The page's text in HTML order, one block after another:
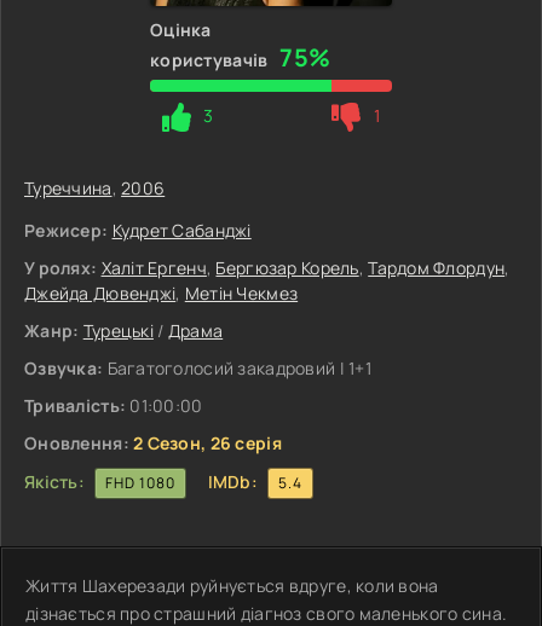
Оцінка
користувачів 75%
3 1
Туреччина,2006
Режисер: Кудрет Сабанджі
У ролях: Халіт Ергенч, Бергюзар Корель,Тардом Флордун,
Джейда Дювенджі, Метін Чекмез
Жанр: Турецькі/ Драма
Озвучка: Багатоголосий закадровий | 1+1
Тривалість: 01:00:00
Оновлення: 2 Сезон, 26 серія
Якість:
FHD 1080 IMDb: 5.4
Життя Шахерезади руйнується вдруге, коли вона
дізнається про страшний діагноз свого маленького сина.